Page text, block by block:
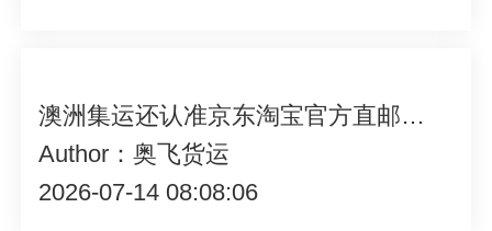
澳洲集运还认准京东淘宝官方直邮？深圳奥飞货运居然做到全面超越
Author：奥飞货运
2026-07-14 08:08:06